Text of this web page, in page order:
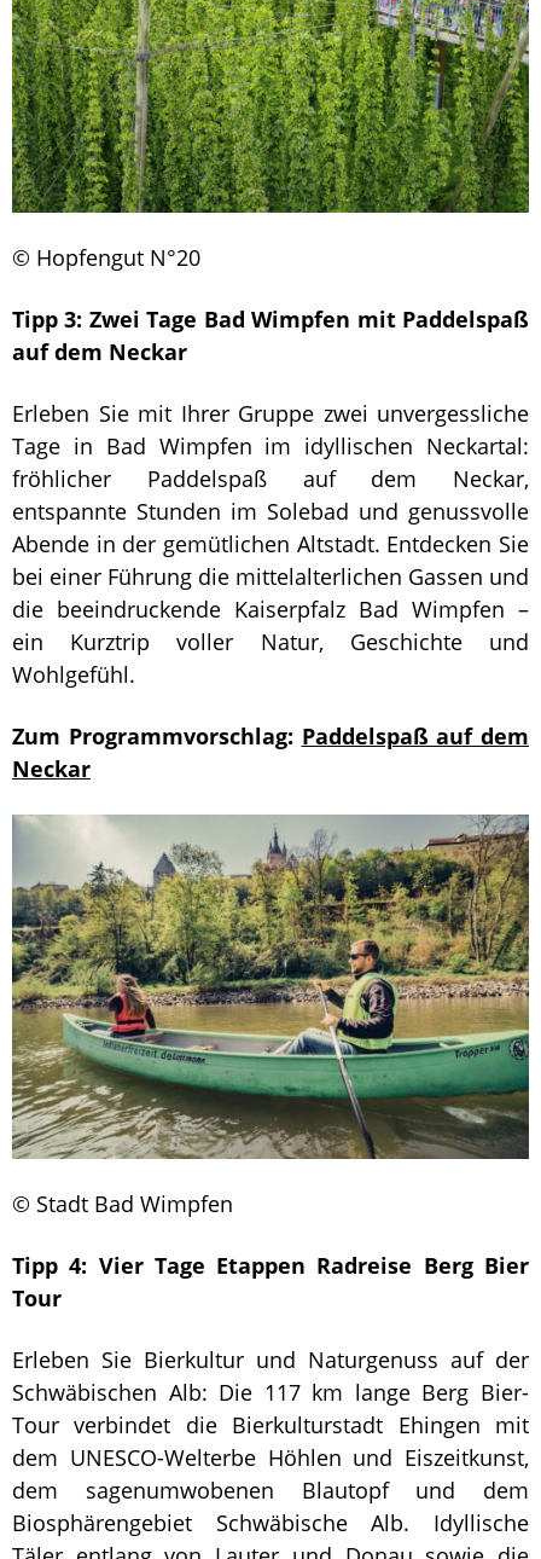
© Hopfengut N°20
Tipp 3: Zwei Tage Bad Wimpfen mit Paddelspaß
auf dem Neckar
Erleben Sie mit Ihrer Gruppe zwei unvergessliche
Tage in Bad Wimpfen im idyllischen Neckartal:
fröhlicher Paddelspaß auf dem Neckar,
entspannte Stunden im Solebad und genussvolle
Abende in der gemütlichen Altstadt. Entdecken Sie
bei einer Führung die mittelalterlichen Gassen und
die beeindruckende Kaiserpfalz Bad Wimpfen –
ein Kurztrip voller Natur, Geschichte und
Wohlgefühl.
Zum Programmvorschlag: Paddelspaß auf dem
Neckar
© Stadt Bad Wimpfen
Tipp 4: Vier Tage Etappen Radreise Berg Bier
Tour
Erleben Sie Bierkultur und Naturgenuss auf der
Schwäbischen Alb: Die 117 km lange Berg Bier-
Tour verbindet die Bierkulturstadt Ehingen mit
dem UNESCO-Welterbe Höhlen und Eiszeitkunst,
dem sagenumwobenen Blautopf und dem
Biosphärengebiet Schwäbische Alb. Idyllische